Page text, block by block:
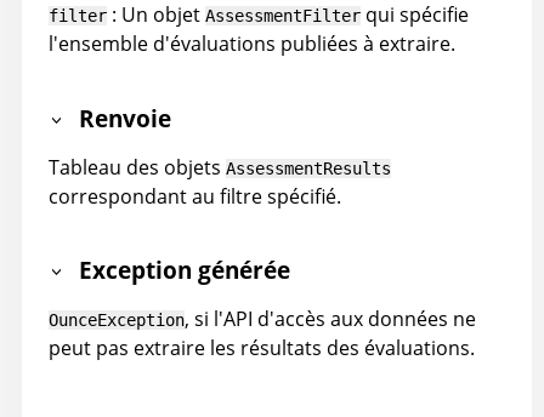
filter : Un objet AssessmentFilter qui spécifie
l'ensemble d'évaluations publiées à extraire.
Renvoie
Tableau des objets AssessmentResults
correspondant au filtre spécifié.
Exception générée
OunceException, si l'API d'accès aux données ne
peut pas extraire les résultats des évaluations.